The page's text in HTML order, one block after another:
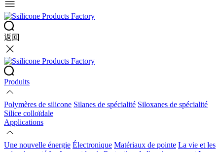
返回
Produits
Polymères de silicone Silanes de spécialité Siloxanes de spécialité
Silice colloïdale
Applications
Une nouvelle énergie Électronique Matériaux de pointe La vie et les